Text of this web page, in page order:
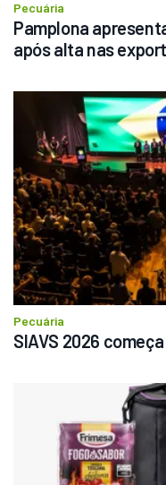
Pecuária
Pamplona
após alta nas
Pecuária
SIAVS 2026